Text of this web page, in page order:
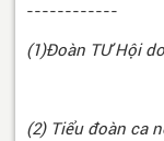
------------
(1)Đoàn TƯ Hội
(2) Tiểu đoàn ca